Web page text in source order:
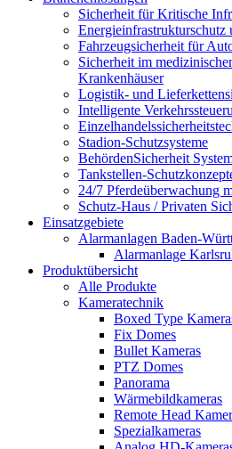
Sicherheit für Kritische
Fahrzeugsicherheit für
Sicherheit im
Krankenhäuser
Logistik- und
Intelligente
Stadion-Schutzsysteme
BehördenSicherheit
Tankstellen-
24/7 Pferdeüberwachung
Schutz-Haus / Privaten
Einsatzgebiete
Alarmanlagen Baden-
Alarmanlage
Produktübersicht
Alle Produkte
Kameratechnik
Boxed Type
Fix Domes
Bullet Kameras
PTZ Domes
Panorama
Wärmebildkameras
Remote Head
Spezialkameras